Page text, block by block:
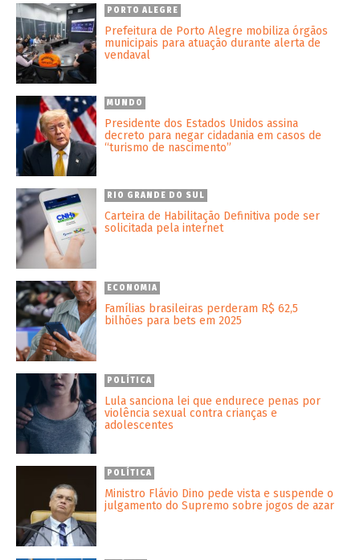
PORTO ALEGRE
Prefeitura de Porto Alegre mobiliza órgãos
municipais para atuação durante alerta de
vendaval
MUNDO
Presidente dos Estados Unidos assina
decreto para negar cidadania em casos de
“turismo de nascimento”
RIO GRANDE DO SUL
Carteira de Habilitação Definitiva pode ser
solicitada pela internet
ECONOMIA
Famílias brasileiras perderam R$ 62,5
bilhões para bets em 2025
POLÍTICA
Lula sanciona lei que endurece penas por
violência sexual contra crianças e
adolescentes
POLÍTICA
Ministro Flávio Dino pede vista e suspende o
julgamento do Supremo sobre jogos de azar